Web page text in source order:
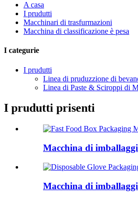
A casa
I prudutti
Macchinari di trasfurmazioni
Macchina di classificazione è pesa
I categurie
I prudutti
Linea di pruduzzione di
Linea di Paste & Sciroppi di
I prudutti prisenti
Macchina di
Macchina di